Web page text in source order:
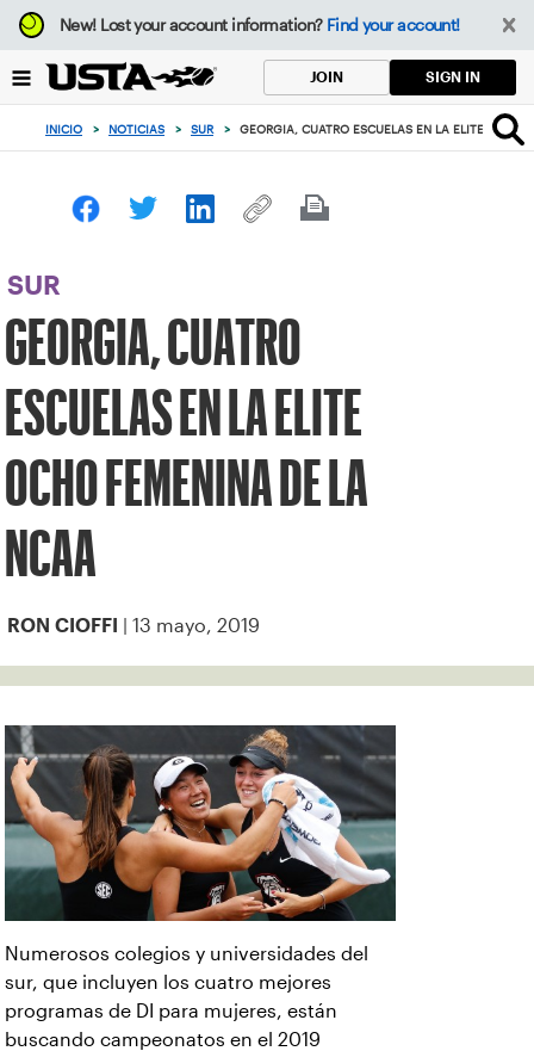
Enfoque
desde
botón
volver
principio
New!Lost your account information? Find your account!
JOIN SIGN IN
INICIO > NOTICIAS > SUR > GEORGIA, CUATRO ESCUELAS EN LA ELITE OCHO
SUR
GEORGIA, CUATRO
ESCUELAS EN LA ELITE
OCHO FEMENINA DE LA
NCAA
RON CIOFFI | 13 mayo, 2019
Numerosos colegios y universidades del
sur, que incluyen los cuatro mejores
programas de DI para mujeres, están
buscando campeonatos en el 2019